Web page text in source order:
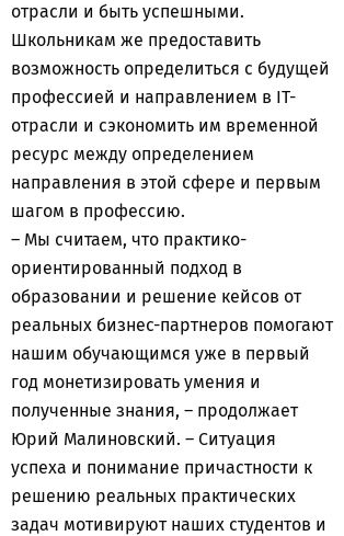
отрасли и быть успешными.
Школьникам же предоставить
возможность определиться с будущей
профессией и направлением в IT-
отрасли и сэкономить им временной
ресурс между определением
направления в этой сфере и первым
шагом в профессию.
– Мы считаем, что практико-
ориентированный подход в
образовании и решение кейсов от
реальных бизнес-партнеров помогают
нашим обучающимся уже в первый
год монетизировать умения и
полученные знания, – продолжает
Юрий Малиновский. – Ситуация
успеха и понимание причастности к
решению реальных практических
задач мотивируют наших студентов и